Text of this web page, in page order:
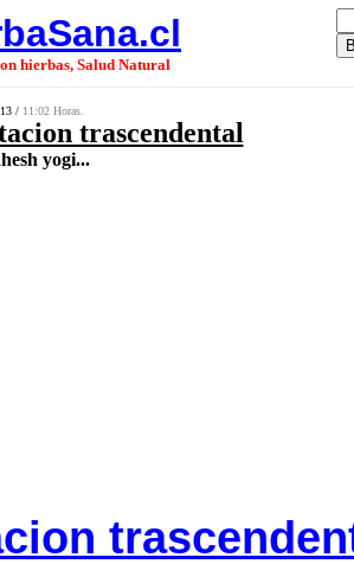
hierbas, Salud Natural
/ 11:02 Horas.
trascendental
yogi...